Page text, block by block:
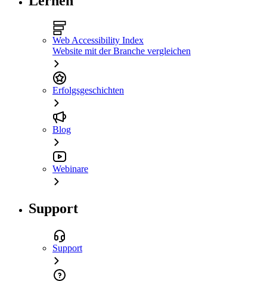
Web Accessibility Index
Website mit der Branche vergleichen
Erfolgsgeschichten
Blog
Webinare
Support
Support